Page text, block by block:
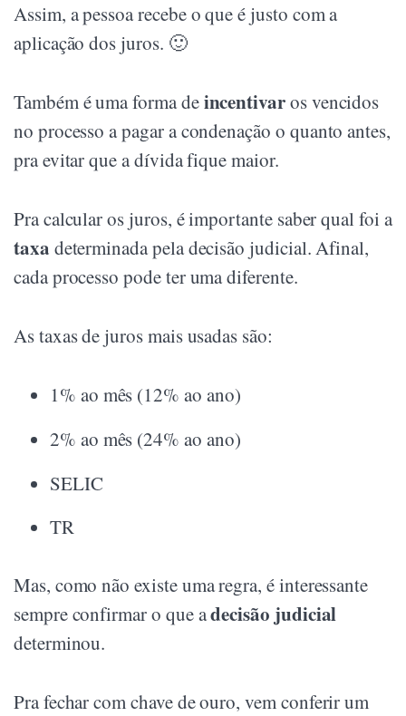
Assim, a pessoa recebe o que é justo com a
aplicação dos juros. 🙂
Também é uma forma deincentivaros vencidos
no processo a pagar a condenação o quanto antes,
pra evitar que a dívida fique maior.
Pra calcular os juros, é importante saber qual foi a
taxa determinada pela decisão judicial. Afinal,
cada processo pode ter uma diferente.
As taxas de juros mais usadas são:
1% ao mês (12% ao ano)
2% ao mês (24% ao ano)
SELIC
TR
Mas, como não existe uma regra, é interessante
sempre confirmar o que adecisão judicial
determinou.
Pra fechar com chave de ouro, vem conferir um